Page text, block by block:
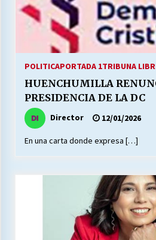
POLITICAPORTADA 1TRIBUNA
HUENCHUMILLA
PRESIDENCIA DE LA DC
Director 12/01/2026
En una carta donde expresa […]